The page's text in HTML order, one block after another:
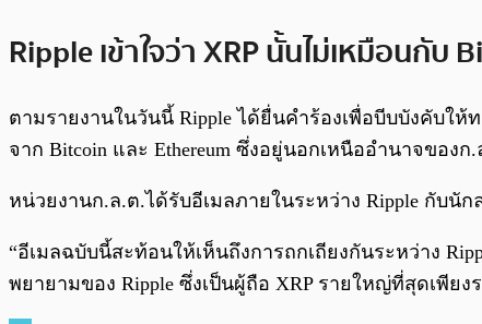
Ripple เข้าใจว่า XRP นั้นไม่เหมือนกับ
ตามรายงานในวันนี้ Ripple ได้ยื่นคำร้องเพื่อบีบบังคับให้
จาก Bitcoin และ Ethereum ซึ่งอยู่นอกเหนืออำนาจของก.
หน่วยงานก.ล.ต.ได้รับอีเมลภายในระหว่าง Ripple กับนั
“อีเมลฉบับนี้สะท้อนให้เห็นถึงการถกเถียงกันระหว่าง
พยายามของ Ripple ซึ่งเป็นผู้ถือ XRP รายใหญ่ที่สุดเพียง